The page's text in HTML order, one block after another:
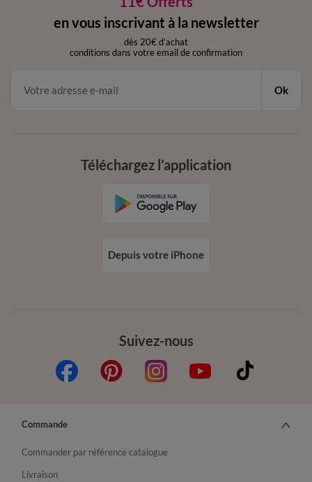
en vous inscrivant à la newsletter
dès 20€ d’achat
conditions dans votre email de confirmation
Ok
Suivez-nous
Téléchargez l’application
Depuis votre iPhone
Commande
Commander par référence catalogue
Livraison